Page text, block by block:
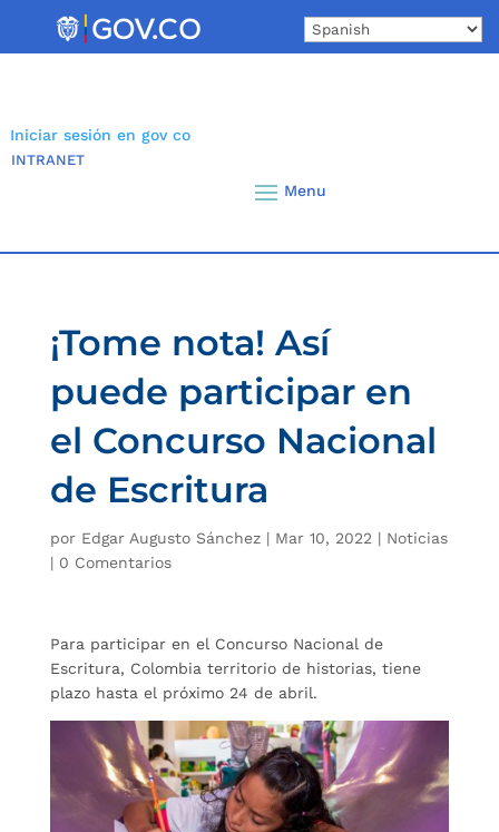
Iniciar sesión en gov co
INTRANET
¡Tome nota! Así
puede participar en
el Concurso Nacional
de Escritura
por Edgar Augusto Sánchez| Mar 10, 2022 | Noticias
| 0 Comentarios
Para participar en el Concurso Nacional de
Escritura, Colombia territorio de historias, tiene
plazo hasta el próximo 24 de abril.